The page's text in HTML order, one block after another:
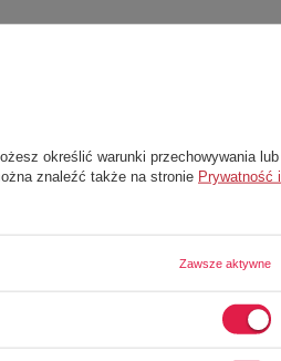
określić warunki przechowywania lub
znaleźć także na stronie Prywatność i
Zawsze aktywne